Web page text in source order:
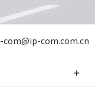
com@ip-com.com.cn